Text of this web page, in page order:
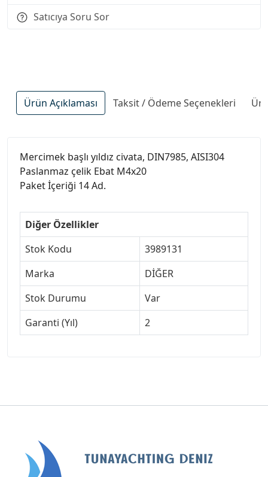
Satıcıya Soru Sor
Ürün Açıklaması Taksit / Ödeme Seçenekleri
Mercimek başlı yıldız civata, DIN7985, AISI304
Paslanmaz çelik Ebat M4x20
Paket İçeriği 14 Ad.
Diğer Özellikler
Stok Kodu
3989131
Marka
DİĞER
Stok Durumu
Var
Garanti (Yıl)
2